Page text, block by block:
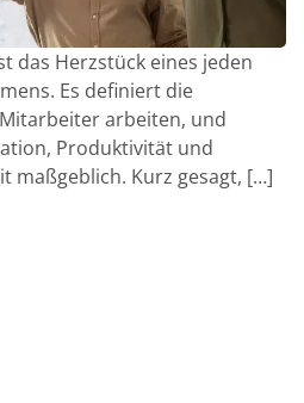
das Herzstück eines jeden
Es definiert die
arbeiten, und
Produktivität und
maßgeblich. Kurz gesagt, […]